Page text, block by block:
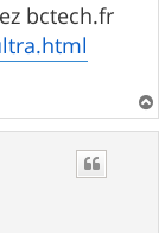
bctech.fr
a